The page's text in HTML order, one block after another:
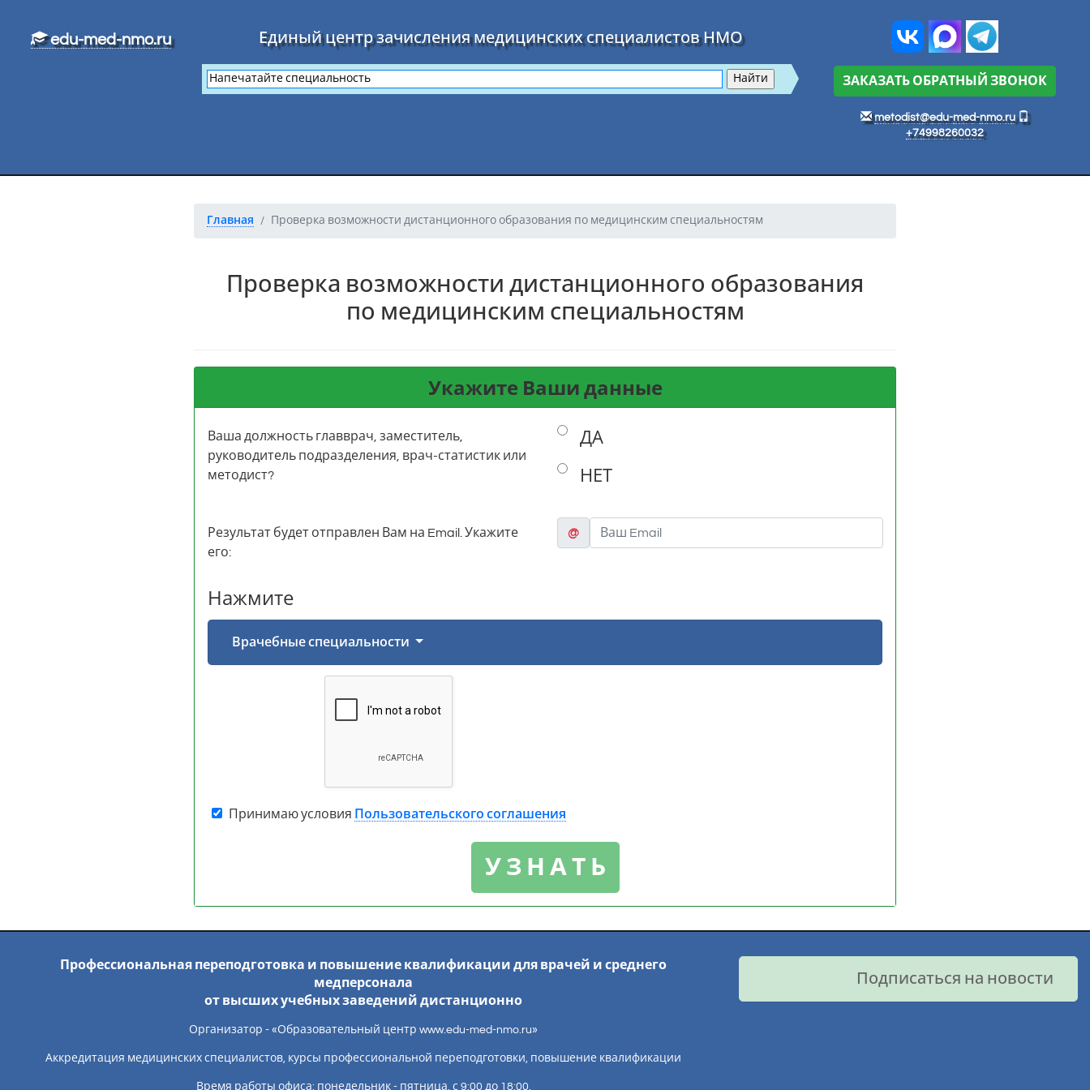
edu-med-nmo.ru Единый центр зачисления медицинских специалистов НМО
ЗАКАЗАТЬ ОБРАТНЫЙ ЗВОНОК
metodist@edu-med-nmo.ru
+74998260032
Главная Проверка возможности дистанционного образования по медицинским специальностям
Проверка возможности дистанционного образования
по медицинским специальностям
Укажите Ваши данные
Ваша должность главврач, заместитель,
руководитель подразделения, врач-статистик или
методист?
ДА
НЕТ
Результат будет отправлен Вам на Email. Укажите
его:
@
Нажмите
Врачебные специальности
Принимаю условия Пользовательского соглашения
Профессиональная переподготовка и повышение квалификации для врачей и среднего
медперсонала
от высших учебных заведений дистанционно
Организатор - «Образовательный центр www.edu-med-nmo.ru»
Аккредитация медицинских специалистов, курсы профессиональной переподготовки, повышение квалификации
Время работы офиса: понедельник - пятница, с 9:00 до 18:00.
Подписаться на новости